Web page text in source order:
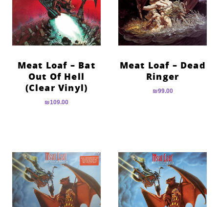
הוסף קו תחתון לקישורים
font_download סמן קישורים
לאפס
כל
cached
Meat Loaf – Dead
Ringer
₪99.00
Meat Loaf – Bat
Out Of Hell
(Clear Vinyl)
₪109.00